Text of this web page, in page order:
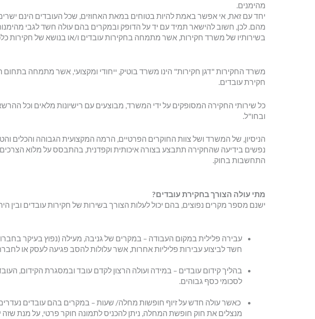
מהימנים.
יחד עם זאת, אי אפשר באמת להיות בטוחים במאת האחוזים, שכל העובדים הינם
מהם. לכן, חשוב להישאר תמיד עם יד על הדופק ובמקרים בהם עולה חשד לגבי
בשירותיו של משרד חקירות, אשר מתמחה בחקירות עובדים ו/או בנושא של חקירות
משרד החקירות "דגן חקירות" הינו משרד בוטיק, ייחודי ומקצועי, אשר מתמחה
חקירת עובדים.
כל שירותי החקירה המסופקים על ידי המשרד, מבוצעים עם רישיונות מלאים וכל
ובחו"ל.
הניסיון, של המשרד ושל צוות החוקרים הפרטיים, הרמה המקצועית הגבוהה והכלים
נפשים בידיעה שהחקירה תתבצע בצורה איכותית וקפדנית, בהתבסס על מלוא הצרכים
התחשבות בחוק.
מתי עולה הצורך בחקירת עובדים?
ישנם מספר מקרים נפוצים, בהם יכול לעלות הצורך בשירות של חקירות עובדים ובין
עבירה פלילית במקום העבודה – במקרים של גניבה, מעילה (נפוץ בעיקר
חשד לביצוע עבירות פליליות אחרות, אשר עלולות להסב פגיעה לעסק או
בהליך קידום עובדים – במידה ועולה הרצון לקדם עובד ובמסגרת הקידום,
לסכומי כסף גבוהים.
כאשר עולה חדש על זיוף חופשות מחלה/ שעות – במקרים בהם עובדים
מנצלים את חוק חופשת המחלה, ניתן להכניס לתמונה חוקר פרטי, על מנת